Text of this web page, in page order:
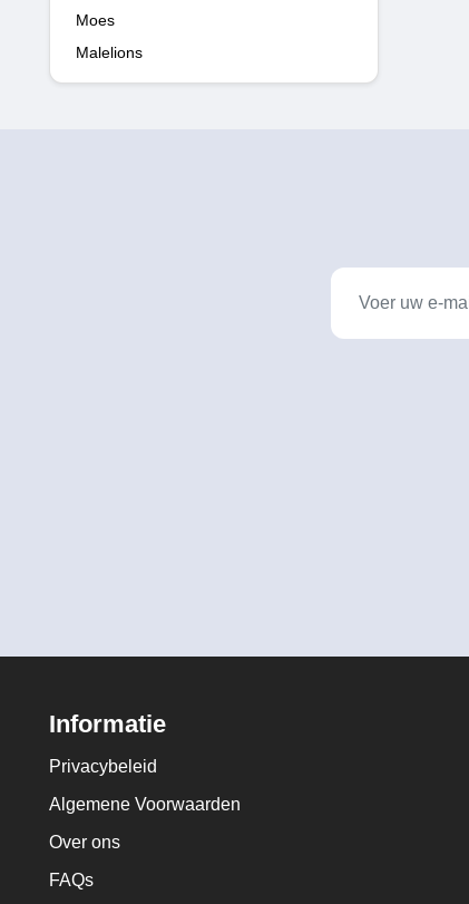
Moes
Malelions
Informatie
Privacybeleid
Algemene Voorwaarden
Over ons
FAQs